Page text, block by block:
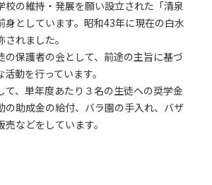
校の維持・発展を願い設立された「清泉
身としています。昭和43年に現在の白水
れました。
の保護者の会として、前途の主旨に基づ
動を行っています。
て、単年度あたり３名の生徒への奨学金
の助成金の給付、バラ園の手入れ、バザ
などをしています。